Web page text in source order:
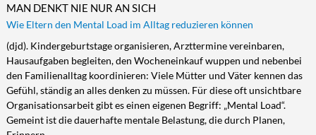
MAN DENKT NIE NUR AN SICH
Wie Eltern den Mental Load im Alltag reduzieren können
(djd). Kindergeburtstage organisieren, Arzttermine vereinbaren,
Hausaufgaben begleiten, den Wocheneinkauf wuppen und nebenbei
den Familienalltag koordinieren: Viele Mütter und Väter kennen das
Gefühl, ständig an alles denken zu müssen. Für diese oft unsichtbare
Organisationsarbeit gibt es einen eigenen Begriff: „Mental Load“.
Gemeint ist die dauerhafte mentale Belastung, die durch Planen,